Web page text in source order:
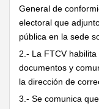
General de
electoral que
pública en la sede
2.- La FTCV
documentos y
la dirección de
3.- Se comunica